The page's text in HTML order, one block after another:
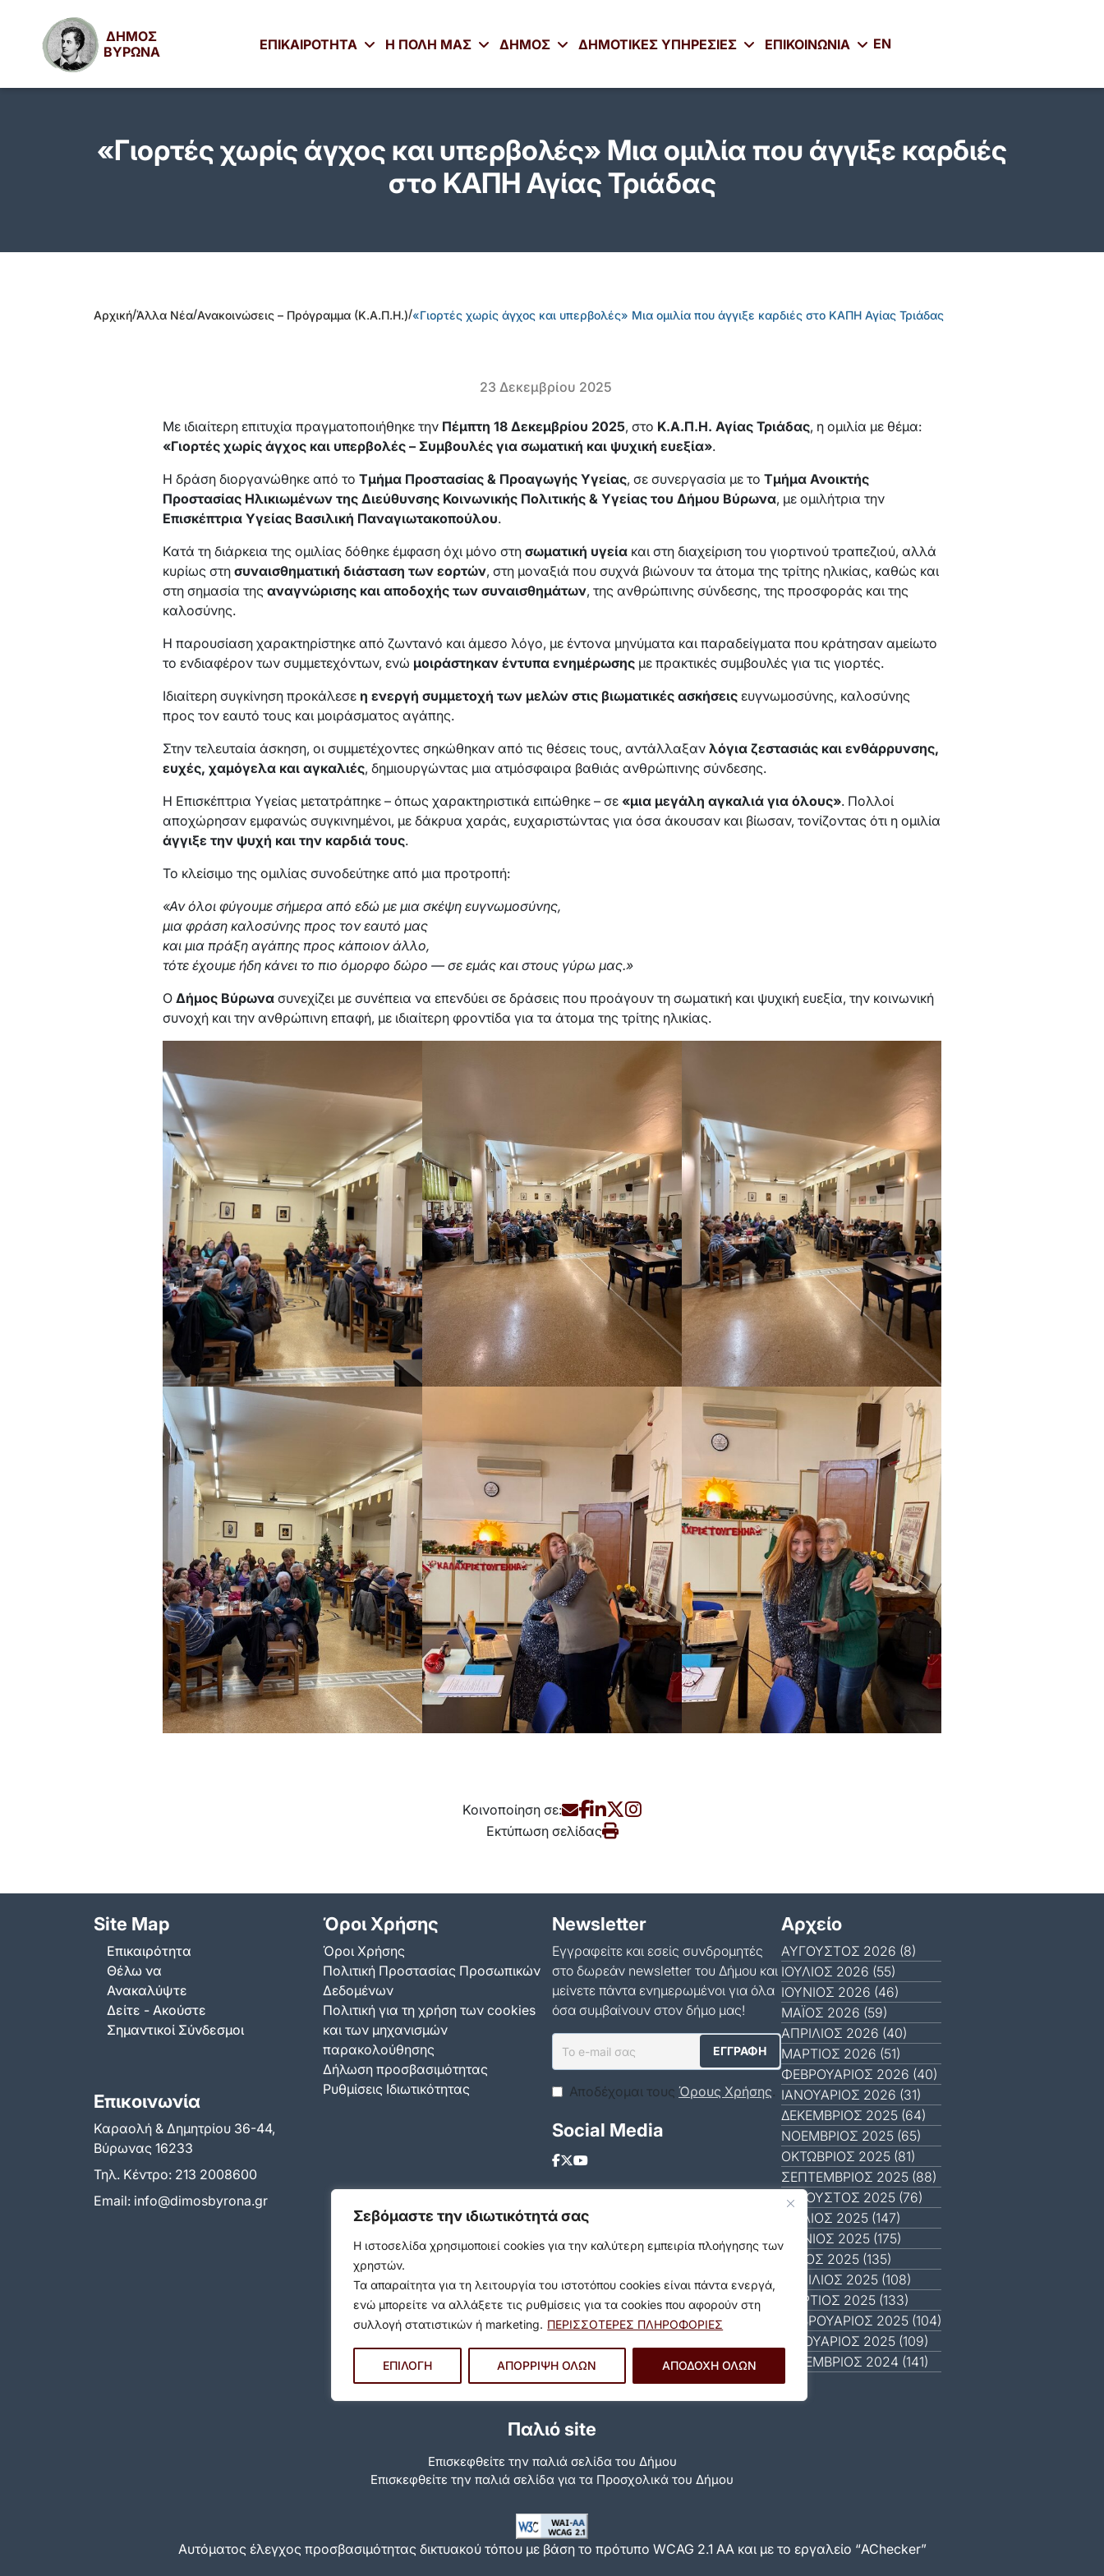
Σεβόμαστε την ιδιωτικότητά σας
Η ιστοσελίδα χρησιμοποιεί cookies για την καλύτερη εμπειρία πλοήγησης των
χρηστών.
Τα απαραίτητα για τη λειτουργία του ιστοτόπου cookies είναι πάντα ενεργά,
ενώ μπορείτε να αλλάξετε τις ρυθμίσεις για τα cookies που αφορούν στη
συλλογή στατιστικών ή marketing. ΠΕΡΙΣΣΟΤΕΡΕΣ ΠΛΗΡΟΦΟΡΙΕΣ
ΕΠΙΛΟΓΗ ΑΠΟΡΡΙΨΗ ΟΛΩΝ ΑΠΟΔΟΧΗ ΟΛΩΝ
ΔΗΜΟΣ
ΒΥΡΩΝΑ
ΕΠΙΚΑΙΡΟΤΗΤΑ Η ΠΟΛΗ ΜΑΣ ΔΗΜΟΣ ΔΗΜΟΤΙΚΕΣ ΥΠΗΡΕΣΙΕΣ ΕΠΙΚΟΙΝΩΝΙΑ EN
«Γιορτές χωρίς άγχος και υπερβολές» Μια ομιλία που άγγιξε καρδιές
στο ΚΑΠΗ Αγίας Τριάδας
Αρχική/Άλλα Νέα/Ανακοινώσεις – Πρόγραμμα (Κ.Α.Π.Η.)/«Γιορτές χωρίς άγχος και υπερβολές» Μια ομιλία που άγγιξε καρδιές στο ΚΑΠΗ Αγίας Τριάδας
23 Δεκεμβρίου 2025
Με ιδιαίτερη επιτυχία πραγματοποιήθηκε την Πέμπτη 18 Δεκεμβρίου 2025, στο Κ.Α.Π.Η. Αγίας Τριάδας, η ομιλία με θέμα:
«Γιορτές χωρίς άγχος και υπερβολές – Συμβουλές για σωματική και ψυχική ευεξία».
Η δράση διοργανώθηκε από το Τμήμα Προστασίας & Προαγωγής Υγείας, σε συνεργασία με το Τμήμα Ανοικτής
Προστασίας Ηλικιωμένων της Διεύθυνσης Κοινωνικής Πολιτικής & Υγείας του Δήμου Βύρωνα, με ομιλήτρια την
Επισκέπτρια Υγείας Βασιλική Παναγιωτακοπούλου.
Κατά τη διάρκεια της ομιλίας δόθηκε έμφαση όχι μόνο στη σωματική υγεία και στη διαχείριση του γιορτινού τραπεζιού, αλλά
κυρίως στη συναισθηματική διάσταση των εορτών, στη μοναξιά που συχνά βιώνουν τα άτομα της τρίτης ηλικίας, καθώς και
στη σημασία της αναγνώρισης και αποδοχής των συναισθημάτων, της ανθρώπινης σύνδεσης, της προσφοράς και της
καλοσύνης.
Η παρουσίαση χαρακτηρίστηκε από ζωντανό και άμεσο λόγο, με έντονα μηνύματα και παραδείγματα που κράτησαν αμείωτο
το ενδιαφέρον των συμμετεχόντων, ενώ μοιράστηκαν έντυπα ενημέρωσης με πρακτικές συμβουλές για τις γιορτές.
Ιδιαίτερη συγκίνηση προκάλεσε η ενεργή συμμετοχή των μελών στις βιωματικές ασκήσεις ευγνωμοσύνης, καλοσύνης
προς τον εαυτό τους και μοιράσματος αγάπης.
Στην τελευταία άσκηση, οι συμμετέχοντες σηκώθηκαν από τις θέσεις τους, αντάλλαξαν λόγια ζεστασιάς και ενθάρρυνσης,
ευχές, χαμόγελα και αγκαλιές, δημιουργώντας μια ατμόσφαιρα βαθιάς ανθρώπινης σύνδεσης.
Η Επισκέπτρια Υγείας μετατράπηκε – όπως χαρακτηριστικά ειπώθηκε – σε «μια μεγάλη αγκαλιά για όλους». Πολλοί
αποχώρησαν εμφανώς συγκινημένοι, με δάκρυα χαράς, ευχαριστώντας για όσα άκουσαν και βίωσαν, τονίζοντας ότι η ομιλία
άγγιξε την ψυχή και την καρδιά τους.
Το κλείσιμο της ομιλίας συνοδεύτηκε από μια προτροπή:
«Αν όλοι φύγουμε σήμερα από εδώ με μια σκέψη ευγνωμοσύνης,
μια φράση καλοσύνης προς τον εαυτό μας
και μια πράξη αγάπης προς κάποιον άλλο,
τότε έχουμε ήδη κάνει το πιο όμορφο δώρο — σε εμάς και στους γύρω μας.»
Ο Δήμος Βύρωνα συνεχίζει με συνέπεια να επενδύει σε δράσεις που προάγουν τη σωματική και ψυχική ευεξία, την κοινωνική
συνοχή και την ανθρώπινη επαφή, με ιδιαίτερη φροντίδα για τα άτομα της τρίτης ηλικίας.
Κοινοποίηση σε:
Εκτύπωση σελίδας
Site Map
Επικαιρότητα
Θέλω να
Ανακαλύψτε
Δείτε - Ακούστε
Σημαντικοί Σύνδεσμοι
Επικοινωνία
Καραολή & Δημητρίου 36-44,
Βύρωνας 16233
Τηλ. Κέντρο: 213 2008600
Email: info@dimosbyrona.gr
Όροι Χρήσης
Όροι Χρήσης
Πολιτική Προστασίας Προσωπικών
Δεδομένων
Πολιτική για τη χρήση των cookies
και των μηχανισμών
παρακολούθησης
Δήλωση προσβασιμότητας
Ρυθμίσεις Ιδιωτικότητας
Newsletter
Εγγραφείτε και εσείς συνδρομητές
στο δωρεάν newsletter του Δήμου και
μείνετε πάντα ενημερωμένοι για όλα
όσα συμβαίνουν στον δήμο μας!
Αποδέχομαι τους Όρους Χρήσης.
Social Media
Αρχείο
ΑΎΓΟΥΣΤΟΣ 2026 (8)
ΙΟΎΛΙΟΣ 2026 (55)
ΙΟΎΝΙΟΣ 2026 (46)
ΜΆΙΟΣ 2026 (59)
ΑΠΡΊΛΙΟΣ 2026 (40)
ΜΆΡΤΙΟΣ 2026 (51)
ΦΕΒΡΟΥΆΡΙΟΣ 2026 (40)
ΙΑΝΟΥΆΡΙΟΣ 2026 (31)
ΔΕΚΈΜΒΡΙΟΣ 2025 (64)
ΝΟΈΜΒΡΙΟΣ 2025 (65)
ΟΚΤΏΒΡΙΟΣ 2025 (81)
ΣΕΠΤΈΜΒΡΙΟΣ 2025 (88)
ΑΎΓΟΥΣΤΟΣ 2025 (76)
ΙΟΎΛΙΟΣ 2025 (147)
ΙΟΎΝΙΟΣ 2025 (175)
ΜΆΙΟΣ 2025 (135)
ΑΠΡΊΛΙΟΣ 2025 (108)
ΜΆΡΤΙΟΣ 2025 (133)
ΦΕΒΡΟΥΆΡΙΟΣ 2025 (104)
ΙΑΝΟΥΆΡΙΟΣ 2025 (109)
ΔΕΚΈΜΒΡΙΟΣ 2024 (141)
Παλιό site
Επισκεφθείτε την παλιά σελίδα του Δήμου
Eπισκεφθείτε την παλιά σελίδα για τα Προσχολικά του Δήμου
Αυτόματος έλεγχος προσβασιμότητας δικτυακού τόπου με βάση το πρότυπο WCAG 2.1 AA και με το εργαλείο “AChecker”